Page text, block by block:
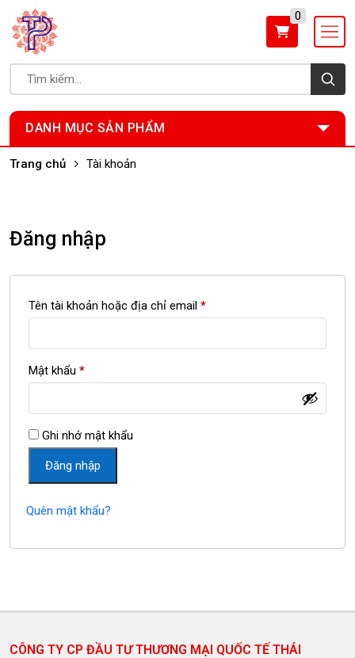
0
DANH MỤC SẢN PHẨM
Trang chủ Tài khoản
Đăng nhập
Tên tài khoản hoặc địa chỉ email *Bắt
Mật khẩu *Bắt
Ghi nhớ mật khẩu
Đăng nhập
Quên mật khẩu?
CÔNG TY CP ĐẦU TƯ THƯƠNG MẠI QUỐC TẾ THÁI